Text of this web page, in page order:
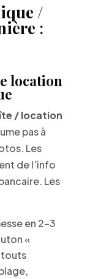
/
:
location
/ location
pas à
Les
de l’info
Les
en 2–3
«